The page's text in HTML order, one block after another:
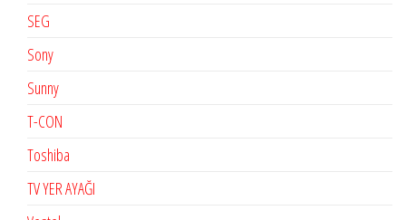
SEG
Sony
Sunny
T-CON
Toshiba
TV YER AYAĞI